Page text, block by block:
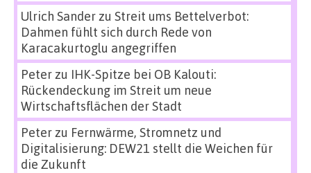
Ulrich Sanderzu Streit ums Bettelverbot:
Dahmen fühlt sich durch Rede von
Karacakurtoglu angegriffen
Peterzu IHK-Spitze bei OB Kalouti:
Rückendeckung im Streit um neue
Wirtschaftsflächen der Stadt
Peterzu Fernwärme, Stromnetz und
Digitalisierung: DEW21 stellt die Weichen für
die Zukunft